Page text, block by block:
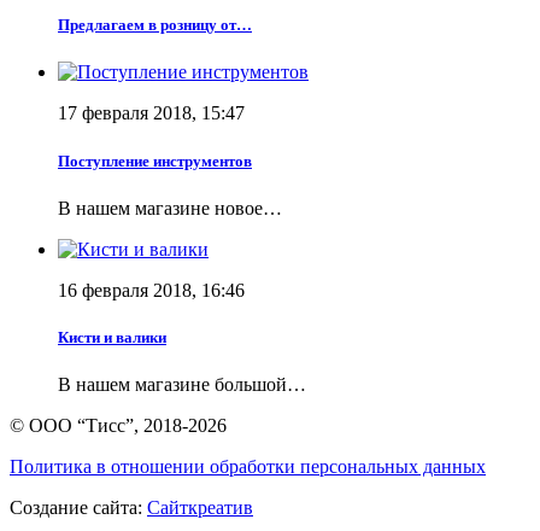
Предлагаем в розницу от…
17 февраля 2018, 15:47
Поступление инструментов
В нашем магазине новое…
16 февраля 2018, 16:46
Кисти и валики
В нашем магазине большой…
© ООО “Тисс”, 2018-2026
Политика в отношении обработки персональных данных
Создание сайта: Сайткреатив